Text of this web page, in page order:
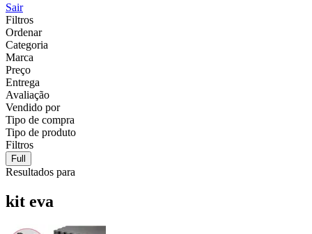
Sair
Filtros
Ordenar
Categoria
Marca
Preço
Entrega
Avaliação
Vendido por
Tipo de compra
Tipo de produto
Filtros
Full
Resultados para
kit eva